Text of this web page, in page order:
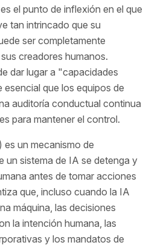
el punto de inflexión en el que
tan intrincado que su
ser completamente
creadores humanos.
dar lugar a "capacidades
que los equipos de
auditoría conductual continua
para mantener el control.
un mecanismo de
un sistema de IA se detenga y
antes de tomar acciones
que, incluso cuando la IA
máquina, las decisiones
la intención humana, las
y los mandatos de